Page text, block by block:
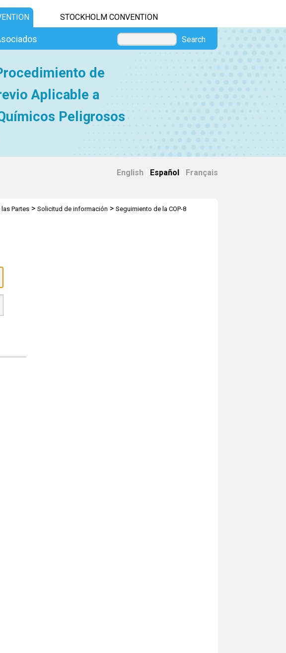
STOCKHOLM CONVENTION
Search
de
Aplicable a
Peligrosos
English Español Français
Partes> Solicitud de información > Seguimiento de la COP-8